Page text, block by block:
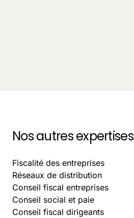
Nos autres expertises
Fiscalité des entreprises
Réseaux de distribution
Conseil fiscal entreprises
Conseil social et paie
Conseil fiscal dirigeants